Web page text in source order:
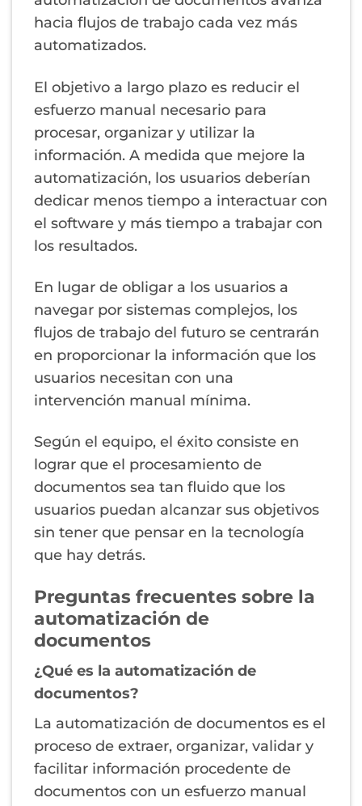
hacia flujos de trabajo cada vez más
automatizados.
El objetivo a largo plazo es reducir el
esfuerzo manual necesario para
procesar, organizar y utilizar la
información. A medida que mejore la
automatización, los usuarios deberían
dedicar menos tiempo a interactuar con
el software y más tiempo a trabajar con
los resultados.
En lugar de obligar a los usuarios a
navegar por sistemas complejos, los
flujos de trabajo del futuro se centrarán
en proporcionar la información que los
usuarios necesitan con una
intervención manual mínima.
Según el equipo, el éxito consiste en
lograr que el procesamiento de
documentos sea tan fluido que los
usuarios puedan alcanzar sus objetivos
sin tener que pensar en la tecnología
que hay detrás.
Preguntas frecuentes sobre la
automatización de
documentos
¿Qué es la automatización de
documentos?
La automatización de documentos es el
proceso de extraer, organizar, validar y
facilitar información procedente de
documentos con un esfuerzo manual